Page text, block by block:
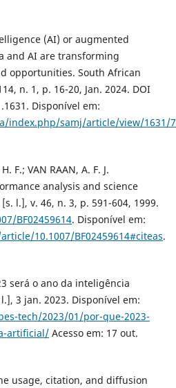
(AI) or augmented
and AI are transforming
opportunities. South African
n. 1, p. 16-20, Jan. 2024. DOI
Disponível em:
index.php/samj/article/view/1631/
F.; VAN RAAN, A. F. J.
analysis and science
l.], v. 46, n. 3, p. 591-604, 1999.
BF02459614. Disponível em:
10.1007/BF02459614#citeas.
será o ano da inteligência
3 jan. 2023. Disponível em:
tech/2023/01/por-que-2023-
artificial/Acesso em: 17 out.
usage, citation, and diffusion